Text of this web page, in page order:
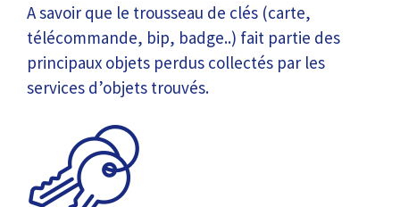
A savoir que le trousseau de clés (carte,
télécommande, bip, badge..) fait partie des
principaux objets perdus collectés par les
services d’objets trouvés.